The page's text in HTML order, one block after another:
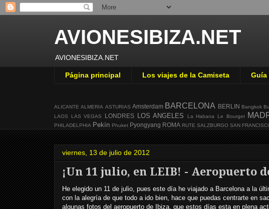
AVIONESIBIZA.NET
AVIONESIBIZA.NET
Página principal Los viajes de la Camiseta Guía
ALICANTE ALMERIA ASTURIAS Amsterdam BARCELONA BERLIN Bangkok
LAOS
LAS VEGAS LONDRES LOS ANGELES La Habana Le Bourget
PHILADELPHIA Pekín Phuket Pyongyang ROMA RUTE SALZBURGO SAN
viernes, 13 de julio de 2012
¡Un 11 julio, en LEIB! - Aeropuerto
He elegido un 11 de julio, pues este día he viajado a Barcelona a la
con la alegría de que todo a ido bien, hace que puedas centrarte en
algunas fotos del aeropuerto de Ibiza, que estos días esta en plena